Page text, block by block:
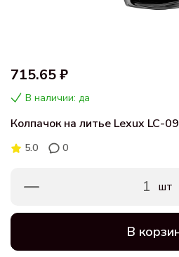
715.65 ₽
В наличии: да
Колпачок на литье Lexux LC-
5.0 0
1 шт
В